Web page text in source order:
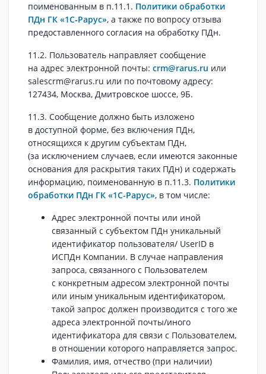
поименованным в п.11.1. Политики обработки
ПДн ГК «1С‑Рарус», а также по вопросу отзыва
предоставленного согласия на обработку ПДн.
11.2. Пользователь направляет сообщение
на адрес электронной почты: crm@rarus.ru или
salescrm@rarus.ru или по почтовому адресу:
127434, Москва, Дмитровское шоссе, 9Б.
11.3. Сообщение должно быть изложено
в доступной форме, без включения ПДн,
относящихся к другим субъектам ПДн,
(за исключением случаев, если имеются законные
основания для раскрытия таких ПДн) и содержать
информацию, поименованную в п.11.3. Политики
обработки ПДн ГК «1С-Рарус», в том числе:
Адрес электронной почты или иной
связанный с субъектом ПДн уникальный
идентификатор пользователя/ UserID в
ИСПДн Компании. В случае направления
запроса, связанного с Пользователем
с конкретным адресом электронной почты
или иным уникальным идентификатором,
такой запрос должен производится с того же
адреса электронной почты/иного
идентификатора для связи с Пользователем,
в отношении которого направляется запрос.
Фамилия, имя, отчество (при наличии)